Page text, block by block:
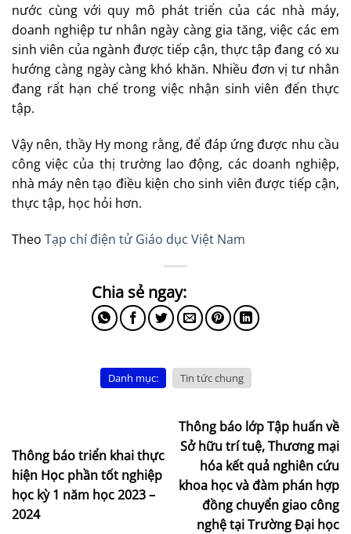
nước cùng với quy mô phát triển của các nhà máy,
doanh nghiệp tư nhân ngày càng gia tăng, việc các em
sinh viên của ngành được tiếp cận, thực tập đang có xu
hướng càng ngày càng khó khăn. Nhiều đơn vị tư nhân
đang rất hạn chế trong việc nhận sinh viên đến thực
tập.
Vậy nên, thầy Hy mong rằng, để đáp ứng được nhu cầu
công việc của thị trường lao động, các doanh nghiệp,
nhà máy nên tạo điều kiện cho sinh viên được tiếp cận,
thực tập, học hỏi hơn.
Theo Tạp chí điện tử Giáo dục Việt Nam
Danh mục: Tin tức chung
Thông báo triển khai thực
hiện Học phần tốt nghiệp
học kỳ 1 năm học 2023 –
2024
Thông báo lớp Tập huấn về
Sở hữu trí tuệ, Thương mại
hóa kết quả nghiên cứu
khoa học và đàm phán hợp
đồng chuyển giao công
nghệ tại Trường Đại học